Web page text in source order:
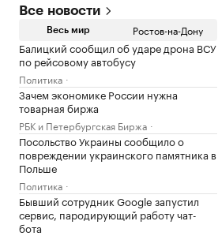
Все новости
Весь мир Ростов-на-Дону
Балицкий сообщил об ударе дрона ВСУ
по рейсовому автобусу
Политика
Зачем экономике России нужна
товарная биржа
РБК и Петербургская Биржа
Посольство Украины сообщило о
повреждении украинского памятника в
Польше
Политика
Бывший сотрудник Google запустил
сервис, пародирующий работу чат-
бота